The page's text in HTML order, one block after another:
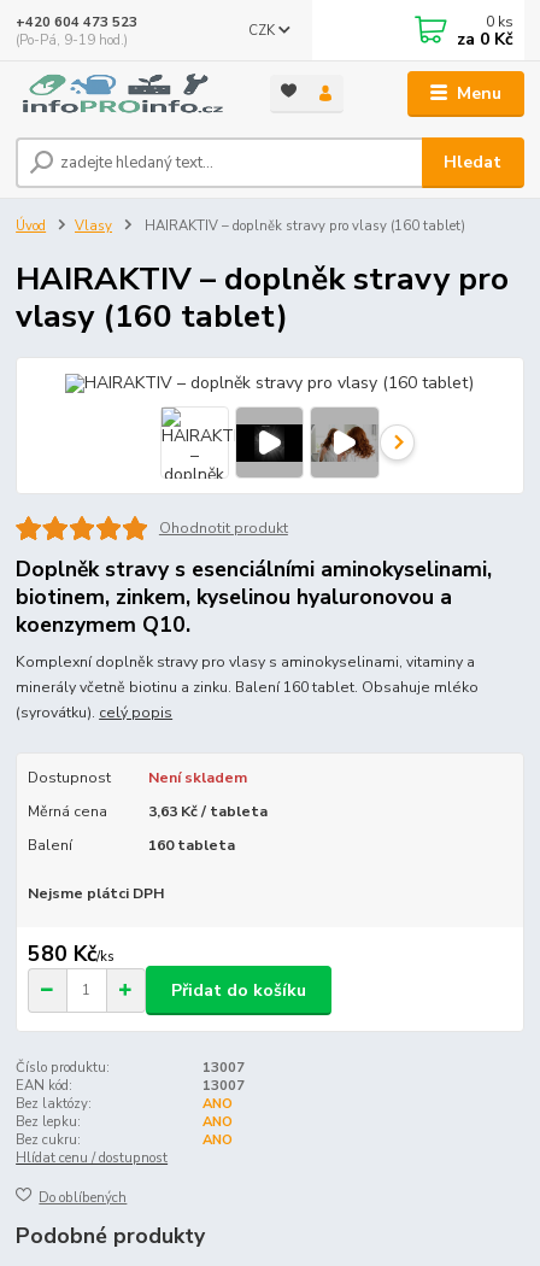
Menu
CZK
Hledat
+420 604 473 523
(Po-Pá, 9-19 hod.)
0 ks
za 0 Kč
Úvod Vlasy HAIRAKTIV – doplněk stravy pro vlasy (160 tablet)
HAIRAKTIV – doplněk stravy pro
vlasy (160 tablet)
Ohodnotit produkt
Doplněk stravy s esenciálními aminokyselinami,
biotinem, zinkem, kyselinou hyaluronovou a
koenzymem Q10.
Komplexní doplněk stravy pro vlasy s aminokyselinami, vitaminy a
minerály včetně biotinu a zinku. Balení 160 tablet. Obsahuje mléko
(syrovátku). celý popis
Dostupnost
Není skladem
Měrná cena
3,63 Kč / tableta
Balení
160 tableta
Nejsme plátci DPH
580 Kč/ks
Přidat do košíku
Číslo produktu:
13007
EAN kód:
13007
Bez laktózy:
ANO
Bez lepku:
ANO
Bez cukru:
ANO
Hlídat cenu / dostupnost
Do oblíbených
Podobné produkty